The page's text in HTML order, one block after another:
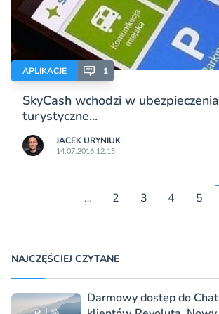
APLIKACJE 1
SkyCash wchodzi w
turystyczne...
JACEK URYNIUK
14.07.2016 12:15
… 2 3 4 5
NAJCZĘŚCIEJ CZYTANE
Darmowy dostęp do